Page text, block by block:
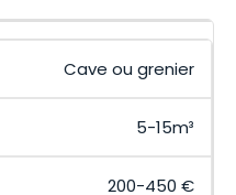
Cave ou grenier
5-15m³
200-450 €